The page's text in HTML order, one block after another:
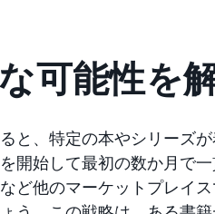
可能性を
と、特定の本やシリーズ
開始して最初の数か月で
ど他のマーケットプレイ